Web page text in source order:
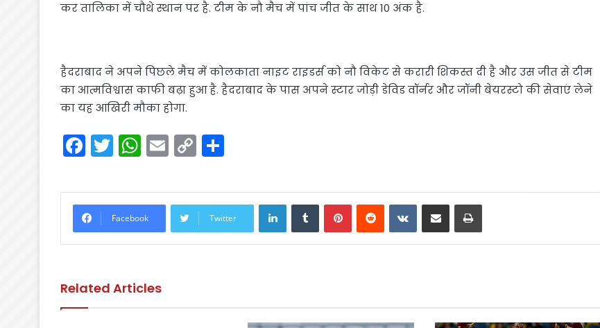
कर तालिका में चौथे स्थान पर है. टीम के नौ मैच में पांच जीत के साथ 10 अंक है.
हैदराबाद ने अपने पिछले मैच में कोलकाता नाइट राइडर्स को नौ विकेट से करारी शिकस्त दी है और उस जीत से टीम
का आत्मविश्वास काफी बढ़ा हुआ है. हैदराबाद के पास अपने स्टार जोड़ी डेविड वॉर्नर और जॉनी बेयरस्टो की सेवाएं लेने
का यह आखिरी मौका होगा.
F
a
c
e
b
o
k
T
w
itt
er
W
h
a
ts
A
p
E
m
ai
l
C
o
p
y
Li
ar
e
Facebook Twitter
LinkedInTumblrPinterestReddit VKontakte
Share via Email Print
Related Articles